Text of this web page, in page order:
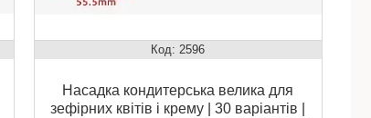
2596
Насадка кондитерська велика для
зефірних квітів і крему | 30 варіантів |